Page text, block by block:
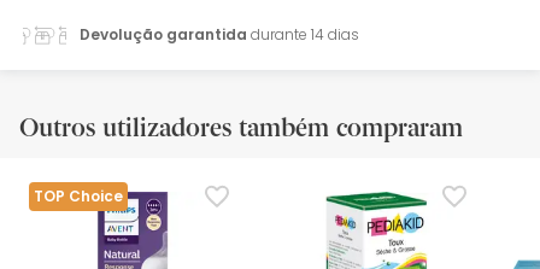
Devolução garantida durante 14 dias
Outros utilizadores também compraram
TOP Choice